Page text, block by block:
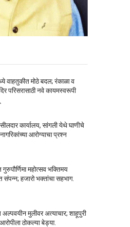
वाहतुकीत मोठे बदल; रंकाळा व
परिसरासाठी नवे कायमस्वरूपी
कार्यालय, सांगली येथे घाणीचे
आरोग्याचा प्रश्न
महोत्सव भक्तिमय
संपन्न; हजारो भक्तांचा सहभाग.
अल्पवयीन मुलीवर अत्याचार; शाहूपुरी
ठोकल्या बेड्या.